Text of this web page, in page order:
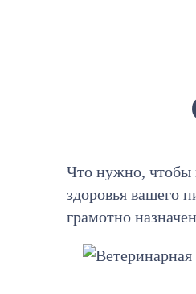
Что нужно, чтобы
здоровья вашего
грамотно